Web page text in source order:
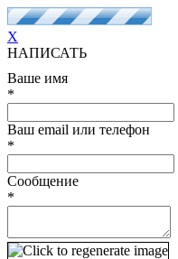
X
НАПИСАТЬ
Ваше имя
*
Ваш email или телефон
*
Сообщение
*